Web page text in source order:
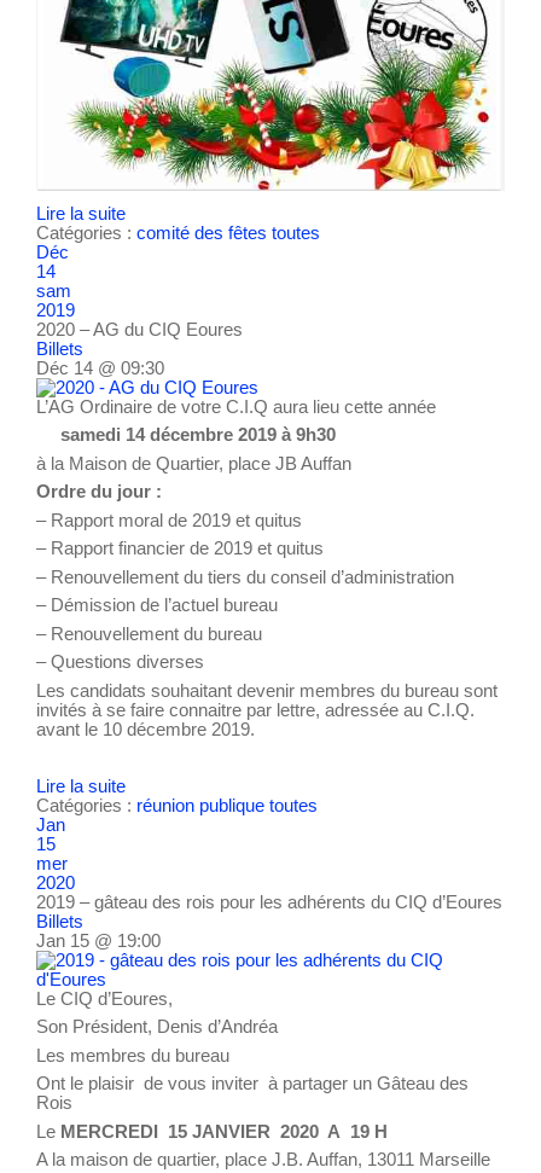
Lire la suite
Catégories : comité des fêtes toutes
Déc
14
sam
2019
2020 – AG du CIQ Eoures
Billets
Déc 14 @ 09:30
L’AG Ordinaire de votre C.I.Q aura lieu cette année
samedi 14 décembre 2019 à 9h30
à la Maison de Quartier, place JB Auffan
Ordre du jour :
– Rapport moral de 2019 et quitus
– Rapport financier de 2019 et quitus
– Renouvellement du tiers du conseil d’administration
– Démission de l’actuel bureau
– Renouvellement du bureau
– Questions diverses
Les candidats souhaitant devenir membres du bureau sont
invités à se faire connaitre par lettre, adressée au C.I.Q.
avant le 10 décembre 2019.
Lire la suite
Catégories : réunion publique toutes
Jan
15
mer
2020
2019 – gâteau des rois pour les adhérents du CIQ d’Eoures
Billets
Jan 15 @ 19:00
Le CIQ d’Eoures,
Son Président, Denis d’Andréa
Les membres du bureau
Ont le plaisir de vous inviter à partager un Gâteau des
Rois
Le MERCREDI 15 JANVIER 2020 A 19 H
A la maison de quartier, place J.B. Auffan, 13011 Marseille